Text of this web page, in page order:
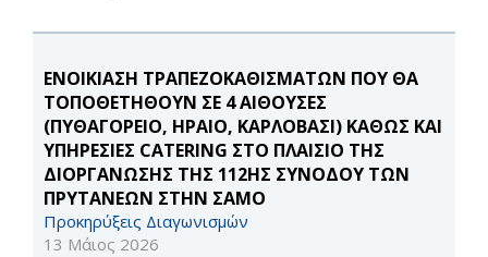
ΕΝΟΙΚΙΑΣΗ ΤΡΑΠΕΖΟΚΑΘΙΣΜΑΤΩΝ ΠΟΥ ΘΑ
ΤΟΠΟΘΕΤΗΘΟΥΝ ΣΕ 4 ΑΙΘΟΥΣΕΣ
(ΠΥΘΑΓΟΡΕΙΟ, ΗΡΑΙΟ, ΚΑΡΛΟΒΑΣΙ) ΚΑΘΩΣ ΚΑΙ
ΥΠΗΡΕΣΙΕΣ CATERING ΣΤΟ ΠΛΑΙΣΙΟ ΤΗΣ
ΔΙΟΡΓΑΝΩΣΗΣ ΤΗΣ 112ΗΣ ΣΥΝΟΔΟΥ ΤΩΝ
ΠΡΥΤΑΝΕΩΝ ΣΤΗΝ ΣΑΜΟ
Προκηρύξεις Διαγωνισμών
13 Μάιος 2026